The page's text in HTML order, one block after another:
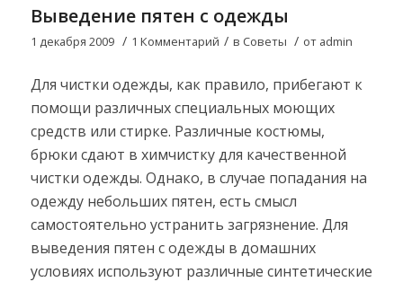
Выведение пятен с одежды
1 декабря 2009 / 1 Комментарий / в Советы / от admin
Для чистки одежды, как правило, прибегают к
помощи различных специальных моющих
средств или стирке. Различные костюмы,
брюки сдают в химчистку для качественной
чистки одежды. Однако, в случае попадания на
одежду небольших пятен, есть смысл
самостоятельно устранить загрязнение. Для
выведения пятен с одежды в домашних
условиях используют различные синтетические